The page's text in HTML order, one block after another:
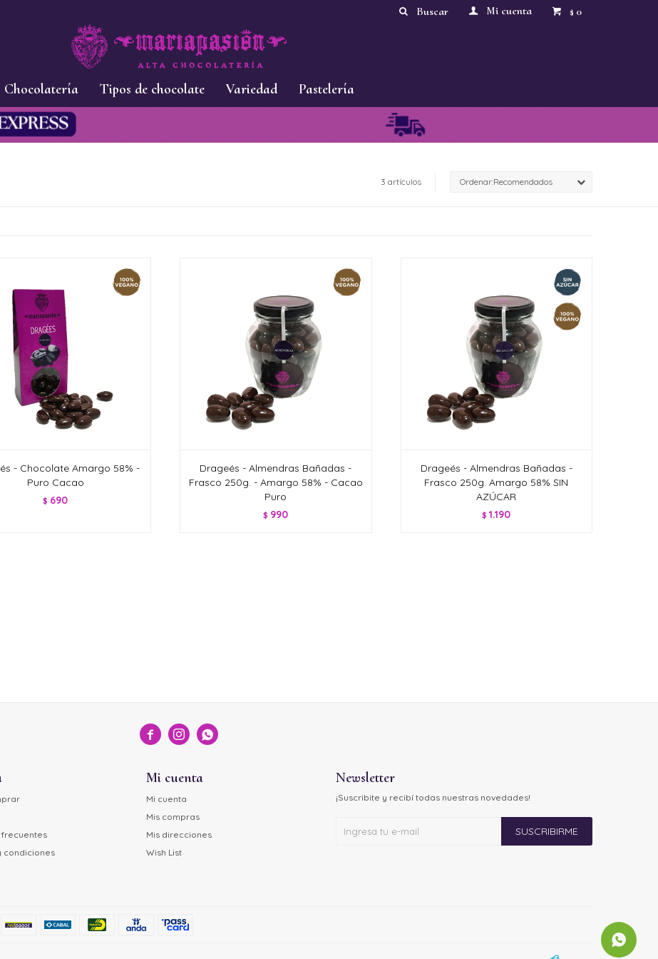
Chocolatería Tipos de chocolate Variedad Pastelería
$ 0
3 artículos Recomendados
- Chocolate Amargo 58% -
Puro Cacao
$ 690
Drageés - Almendras Bañadas -
Frasco 250g. - Amargo 58% - Cacao
Puro
$ 990
Drageés - Almendras Bañadas -
Frasco 250g. Amargo 58% SIN
AZÚCAR
$ 1.190
  
condiciones
Mi cuenta
Mi cuenta
Mis compras
Mis direcciones
Wish List
Newsletter
¡Suscribite y recibí todas nuestras novedades!
SUSCRIBIRME